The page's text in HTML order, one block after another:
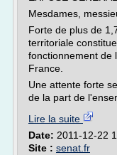
Mesdames,
Forte de plus de
territoriale
fonctionnement de
France.
Une attente forte
de la part de
Lire la suite
Date: 2011-12-22
Site : senat.fr